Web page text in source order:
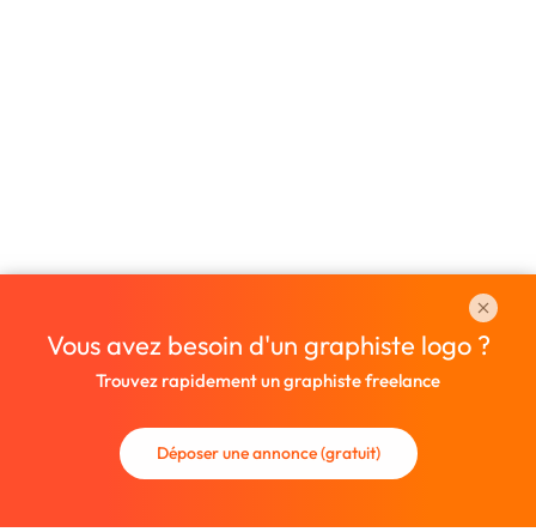
Vous avez besoin d'un graphiste logo ?
Trouvez rapidement un graphiste freelance
Déposer une annonce (gratuit)